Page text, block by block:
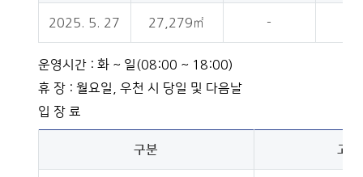
2025. 5. 27 27,279㎡ -
운영시간 : 화 ~ 일(08:00 ~ 18:00)
휴 장 : 월요일, 우천 시 당일 및 다음날
입 장 료
구분 고